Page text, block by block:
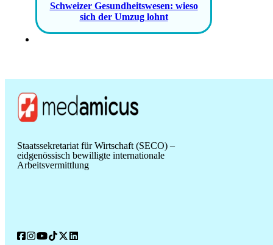
Schweizer Gesundheitswesen: wieso
sich der Umzug lohnt
Staatssekretariat für Wirtschaft (SECO) –
eidgenössisch bewilligte internationale
Arbeitsvermittlung